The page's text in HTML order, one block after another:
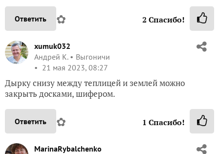
Ответить ✿ 2 Спасибо!
xumuk032
Андрей К.
Выгоничи
21 мая 2023, 08:27
Дырку снизу между теплицей и землей можно
закрыть досками, шифером.
Ответить ✿ 1 Спасибо!
MarinaRybalchenko